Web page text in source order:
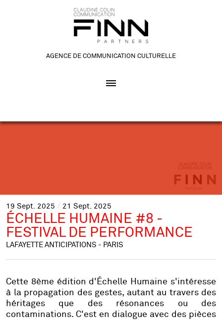
AGENCE DE COMMUNICATION CULTURELLE
19 Sept. 2025 21 Sept. 2025
ÉCHELLE HUMAINE #8 -
FESTIVAL DE PERFORMANCE
LAFAYETTE ANTICIPATIONS - PARIS
Cette 8ème édition d'Échelle Humaine s'intéresse
à la propagation des gestes, autant au travers des
héritages que des résonances ou des
contaminations. C'est en dialogue avec des pièces